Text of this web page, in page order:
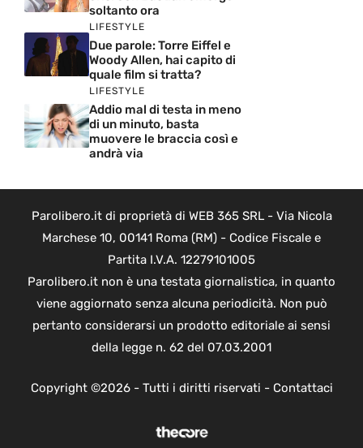
soltanto ora
LIFESTYLE
Due parole: Torre Eiffel e
Woody Allen, hai capito di
quale film si tratta?
LIFESTYLE
Addio mal di testa in meno
di un minuto, basta
muovere le braccia così e
andrà via
Parolibero.it di proprietà di WEB 365 SRL - Via Nicola
Marchese 10, 00141 Roma (RM) - Codice Fiscale e
Partita I.V.A. 12279101005
Parolibero.it non è una testata giornalistica, in quanto
viene aggiornato senza alcuna periodicità. Non può
pertanto considerarsi un prodotto editoriale ai sensi
della legge n. 62 del 07.03.2001
Copyright ©2026 - Tutti i diritti riservati - Contattaci